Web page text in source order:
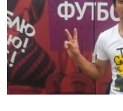
СОВЕТЫ ПРАВОЗАЩИТНИКОВ
ПРОПАВШИЕ БЕЗ ВЕСТИ
ПОБЕДИТЕЛЕЙ НЕ СУДЯТ?
КРЫМ.НЕПОКОРЕННЫЙ
ELIFBE
Qırımtatar
ПРИСОЕДИНЯЙТЕСЬ!